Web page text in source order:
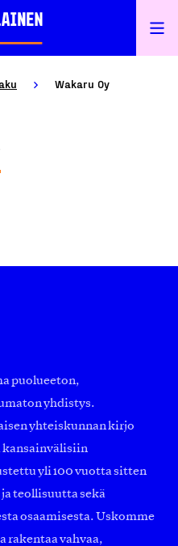
Wakaru Oy
puolueeton,
yhdistys.
yhteiskunnan kirjo
kansainvälisiin
yli 100 vuotta sitten
teollisuutta sekä
osaamisesta. Uskomme
rakentaa vahvaa,